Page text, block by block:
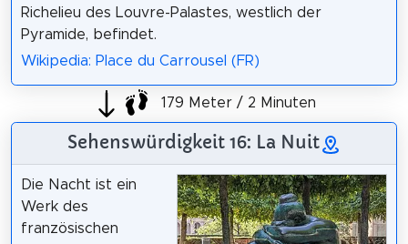
Richelieu des Louvre-Palastes, westlich der
Pyramide, befindet.
Wikipedia: Place du Carrousel (FR)
179 Meter / 2 Minuten
Sehenswürdigkeit 16: La Nuit
Die Nacht ist ein
Werk des
französischen